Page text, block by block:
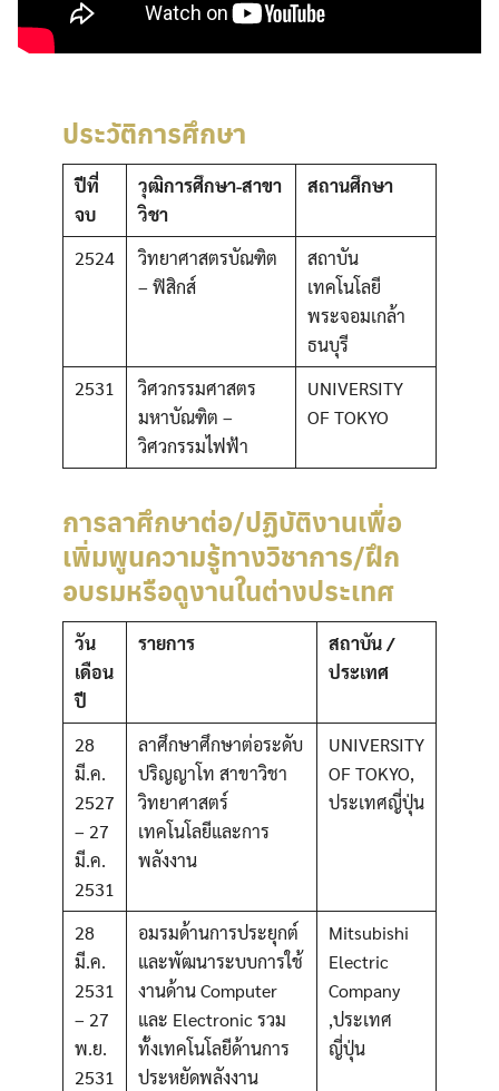
ประวัติการศึกษา
ปีที่
จบ
วุฒิการศึกษา-สาขา
วิชา
สถานศึกษา
2524
วิทยาศาสตรบัณฑิต
– ฟิสิกส์
สถาบัน
เทคโนโลยี
พระจอมเกล้า
ธนบุรี
2531
วิศวกรรมศาสตร
มหาบัณฑิต –
วิศวกรรมไฟฟ้า
UNIVERSITY
OF TOKYO
การลาศึกษาต่อ/ปฏิบัติงานเพื่อ
เพิ่มพูนความรู้ทางวิชาการ/ฝึก
อบรมหรือดูงานในต่างประเทศ
วัน
เดือน
ปี
รายการ
สถาบัน /
ประเทศ
28
มี.ค.
2527
– 27
มี.ค.
2531
ลาศึกษาศึกษาต่อระดับ
ปริญญาโท สาขาวิชา
วิทยาศาสตร์
เทคโนโลยีและการ
พลังงาน
UNIVERSITY
OF TOKYO,
ประเทศญี่ปุ่น
28
มี.ค.
2531
– 27
พ.ย.
2531
อมรมด้านการประยุกต์
และพัฒนาระบบการใช้
งานด้าน Computer
และ Electronic รวม
ทั้งเทคโนโลยีด้านการ
ประหยัดพลังงาน
Mitsubishi
Electric
Company
,ประเทศ
ญี่ปุ่น